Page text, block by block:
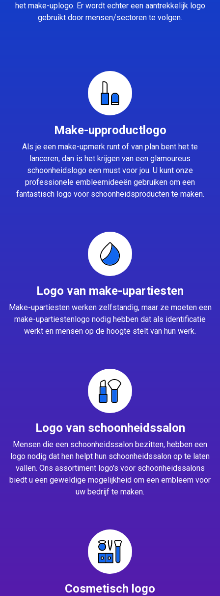
het make-uplogo. Er wordt echter een aantrekkelijk logo
gebruikt door mensen/sectoren te volgen.
Make-upproductlogo
Als je een make-upmerk runt of van plan bent het te
lanceren, dan is het krijgen van een glamoureus
schoonheidslogo een must voor jou. U kunt onze
professionele embleemideeën gebruiken om een
fantastisch logo voor schoonheidsproducten te maken.
Logo van make-upartiesten
Make-upartiesten werken zelfstandig, maar ze moeten een
make-upartiestenlogo nodig hebben dat als identificatie
werkt en mensen op de hoogte stelt van hun werk.
Logo van schoonheidssalon
Mensen die een schoonheidssalon bezitten, hebben een
logo nodig dat hen helpt hun schoonheidssalon op te laten
vallen. Ons assortiment logo's voor schoonheidssalons
biedt u een geweldige mogelijkheid om een embleem voor
uw bedrijf te maken.
Cosmetisch logo